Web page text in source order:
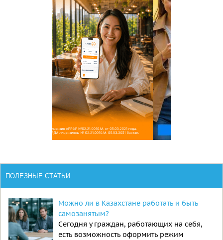
ПОЛЕЗНЫЕ СТАТЬИ
Можно ли в Казахстане работать и быть
самозанятым?
Сегодня у граждан, работающих на себя,
есть возможность оформить режим